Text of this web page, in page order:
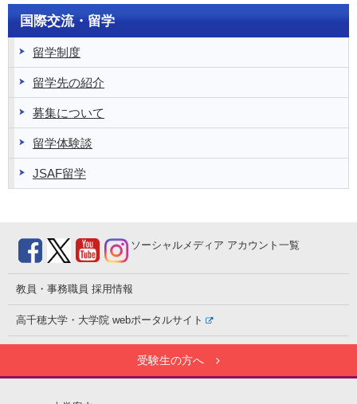
国際交流・留学
留学制度
留学先の紹介
募集について
留学体験談
JSAF留学
ソーシャルメディア アカウント一覧
教員・事務職員 採用情報
高千穂大学・大学院 webポータルサイト
受験生の方へ